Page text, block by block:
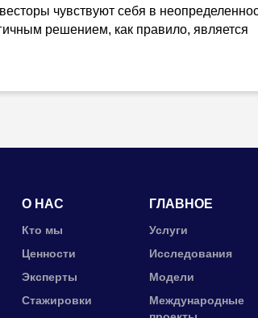
чувствуют себя в
решением, как правило, является
О НАС
Кто мы
Ценности
Эксперты
Стажировки
ГЛАВНОЕ
Услуги
Исследования
Модели
Международные